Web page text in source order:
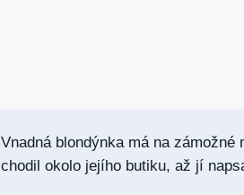
Vnadná blondýnka má na
chodil okolo jejího butiku, až jí